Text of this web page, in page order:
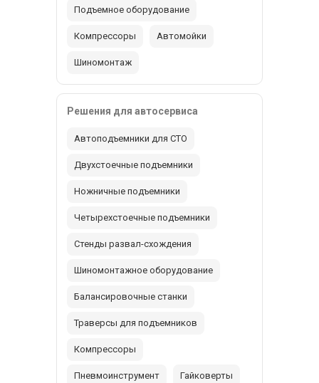
Подъемное оборудование
Компрессоры Автомойки
Шиномонтаж
Решения для автосервиса
Автоподъемники для СТО
Двухстоечные подъемники
Ножничные подъемники
Четырехстоечные подъемники
Стенды развал-схождения
Шиномонтажное оборудование
Балансировочные станки
Траверсы для подъемников
Компрессоры
Пневмоинструмент Гайковерты